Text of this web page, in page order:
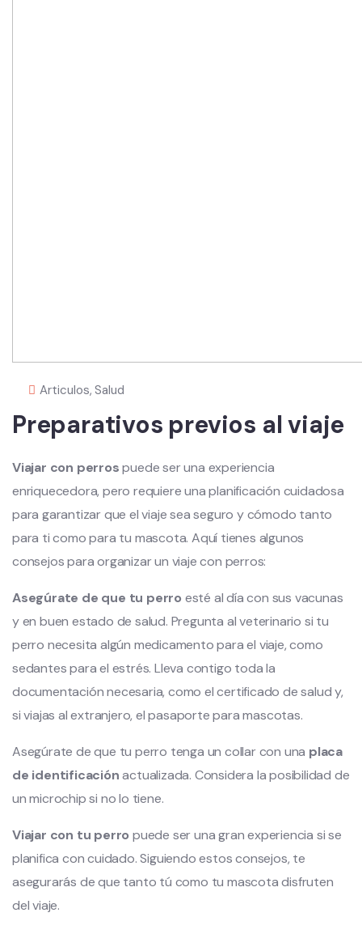
Articulos,Salud
Preparativos previos al viaje
Viajar con perrospuede ser una experiencia
enriquecedora, pero requiere una planificación cuidadosa
para garantizar que el viaje sea seguro y cómodo tanto
para ti como para tu mascota. Aquí tienes algunos
consejos para organizar un viaje con perros:
Asegúrate de que tu perro esté al día con sus vacunas
y en buen estado de salud. Pregunta al veterinario si tu
perro necesita algún medicamento para el viaje, como
sedantes para el estrés. Lleva contigo toda la
documentación necesaria, como el certificado de salud y,
si viajas al extranjero, el pasaporte para mascotas.
Asegúrate de que tu perro tenga un collar con una placa
de identificaciónactualizada. Considera la posibilidad de
un microchip si no lo tiene.
Viajar con tu perro puede ser una gran experiencia si se
planifica con cuidado. Siguiendo estos consejos, te
asegurarás de que tanto tú como tu mascota disfruten
del viaje.